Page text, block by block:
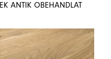
EK ANTIK OBEHANDLAT